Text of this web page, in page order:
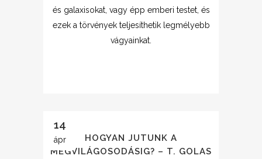
és galaxisokat, vagy épp emberi testet, és
ezek a törvények teljesíthetik legmélyebb
vágyainkat.
14
ápr
HOGYAN JUTUNK A
MEGVILÁGOSODÁSIG? – T. GOLAS